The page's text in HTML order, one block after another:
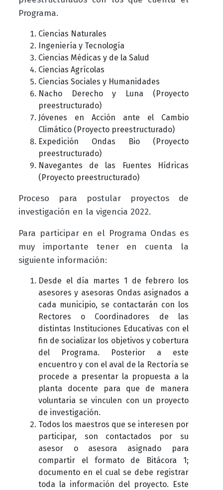
Programa.
Ciencias Naturales
Ingeniería y Tecnología
Ciencias Médicas y de la Salud
Ciencias Agrícolas
Ciencias Sociales y Humanidades
Nacho Derecho y Luna (Proyecto
preestructurado)
Jóvenes
en Acción ante el
Cambio
Climático (Proyecto preestructurado)
Expedición Ondas Bio (Proyecto
preestructurado)
Navegantes de las Fuentes Hídricas
(Proyecto preestructurado)
Proceso para postular proyectos de
investigación en la vigencia 2022.
Para participar en el Programa Ondas es
muy importante tener en cuenta la
siguiente información:
Desde el día martes 1 de febrero los
asesores y asesoras Ondas asignados a
cada municipio, se contactarán con los
Rectores o Coordinadores de las
distintas Instituciones Educativas con el
fin de socializar los objetivos y cobertura
del Programa. Posterior a este
encuentro y con el aval de la Rectoría se
procede a presentar la propuesta a la
planta docente para que de manera
voluntaria se vinculen con un proyecto
de investigación.
Todos los maestros que se interesen por
participar, son contactados por su
asesor o asesora asignado para
compartir el formato de Bitácora 1;
documento en el cual se debe registrar
toda la información del proyecto. Este